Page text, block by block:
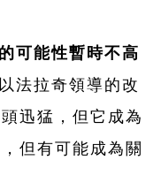
可能性暫時不高
法拉奇領導的改
迅猛，但它成為
但有可能成為關